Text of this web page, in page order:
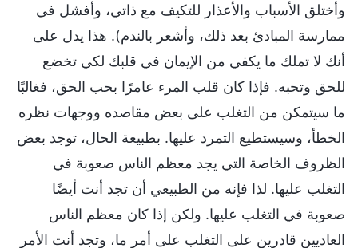
وأختلق الأسباب والأعذار للتكيف مع ذاتي، وأفشل في
ممارسة المبادئ بعد ذلك، وأشعر بالندم). هذا يدل على
أنك لا تملك ما يكفي من الإيمان في قلبك لكي تخضع
للحق وتحبه. فإذا كان قلب المرء عامرًا بحب الحق، فغالبًا
ما سيتمكن من التغلب على بعض مقاصده ووجهات نظره
الخطأ، وسيستطيع التمرد عليها. بطبيعة الحال، توجد بعض
الظروف الخاصة التي يجد معظم الناس صعوبة في
التغلب عليها. لذا فإنه من الطبيعي أن تجد أنت أيضًا
صعوبة في التغلب عليها. ولكن إذا كان معظم الناس
العاديين قادرين على التغلب على أمر ما، وتجد أنت الأمر